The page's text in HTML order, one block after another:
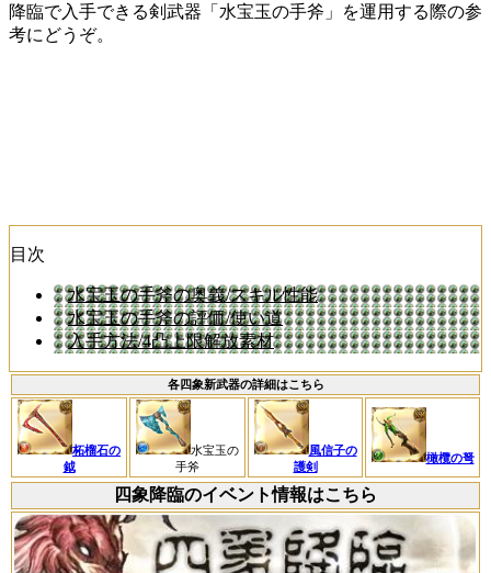
降臨で入手できる剣武器「水宝玉の手斧」を運用する際の参
考にどうぞ。
目次
水宝玉の手斧の奥義/スキル性能
水宝玉の手斧の評価/使い道
入手方法/4凸上限解放素材
各四象新武器の詳細はこちら
柘榴石の
鉞
水宝玉の
手斧
風信子の
護剣
橄欖の弩
四象降臨のイベント情報はこちら